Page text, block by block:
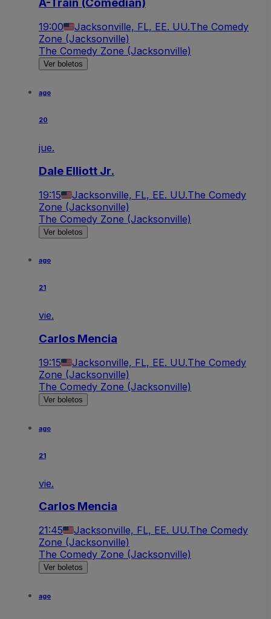
A-Train (Comedian)
19:00 Jacksonville, FL, EE. UU.The Comedy
Zone (Jacksonville)
The Comedy Zone (Jacksonville)
Ver boletos
ago
20
jue.
Dale Elliott Jr.
19:15 Jacksonville, FL, EE. UU.The Comedy
Zone (Jacksonville)
The Comedy Zone (Jacksonville)
Ver boletos
ago
21
vie.
Carlos Mencia
19:15 Jacksonville, FL, EE. UU.The Comedy
Zone (Jacksonville)
The Comedy Zone (Jacksonville)
Ver boletos
ago
21
vie.
Carlos Mencia
21:45 Jacksonville, FL, EE. UU.The Comedy
Zone (Jacksonville)
The Comedy Zone (Jacksonville)
Ver boletos
ago